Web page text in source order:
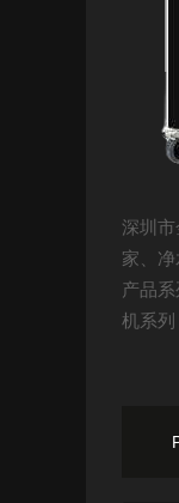
深圳
家、
产品
机系列